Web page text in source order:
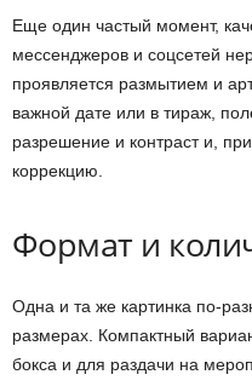
Еще один частый момент,
мессенджеров и соцсетей
проявляется размытием и
важной дате или в тираж,
разрешение и контраст и,
коррекцию.
Формат и
Одна и та же картинка по-
размерах. Компактный
бокса и для раздачи на